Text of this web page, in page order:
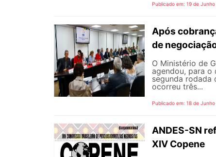
Publicado em: 19 de
Após
de
O Ministério de
agendou, para o
segunda rodada
ocorreu três...
Publicado em: 18 de
ANDES-SN
XIV Copene